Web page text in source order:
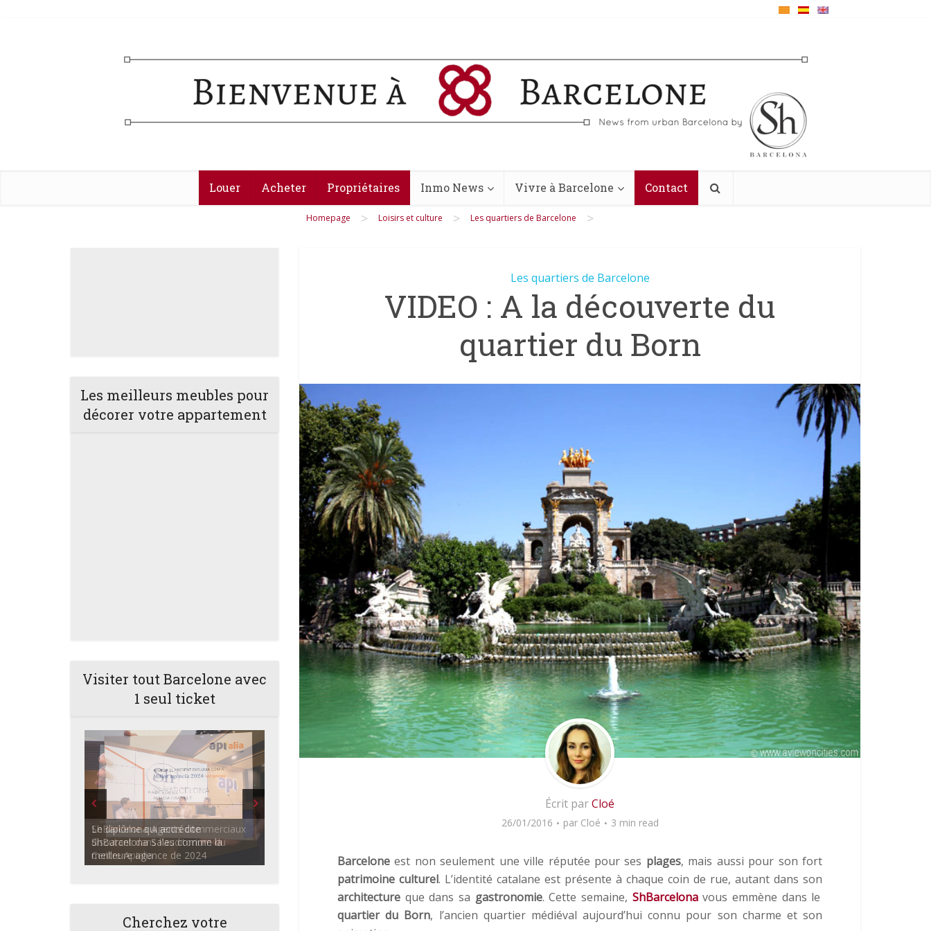
Louer Acheter Propriétaires Inmo News Vivre à Barcelone Contact
Homepage > Loisirs et culture > Les quartiers de Barcelone >
Les meilleurs meubles pour
décorer votre appartement
Visiter tout Barcelone avec
1 seul ticket
ShBarcelona Agents commerciaux
discutant dans l'auditorium du
Centre Apialia
Cherchez votre
Les quartiers de Barcelone
VIDEO : A la découverte du
quartier du Born
Écrit parCloé
26/01/2016 par Cloé 3 min read
Barcelone est non seulement une ville réputée pour ses plages, mais aussi pour son fort
patrimoine culturel. L’identité catalane est présente à chaque coin de rue, autant dans son
architecture que dans sa gastronomie. Cette semaine, ShBarcelonavous emmène dans le
quartier du Born, l’ancien quartier médiéval aujourd’hui connu pour son charme et son